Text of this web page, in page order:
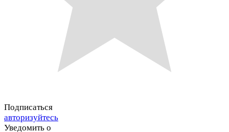
Подписаться
авторизуйтесь
Уведомить о